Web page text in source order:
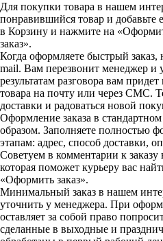
Для покупки товара в нашем
понравившийся товар и добавьте
в Корзину и нажмите на
заказ».
Когда оформляете быстрый
mail. Вам перезвонит менеджер и
результатам разговора вам
товара на почту или через СМС.
доставки и радоваться новой
Оформление заказа в
образом. Заполняете полностью
этапам: адрес, способ доставки,
Советуем в комментарии к
которая поможет курьеру вас
«Оформить заказ».
Минимальный заказ в нашем
уточнить у менеджера. При
оставляет за собой право
сделанные в выходные и